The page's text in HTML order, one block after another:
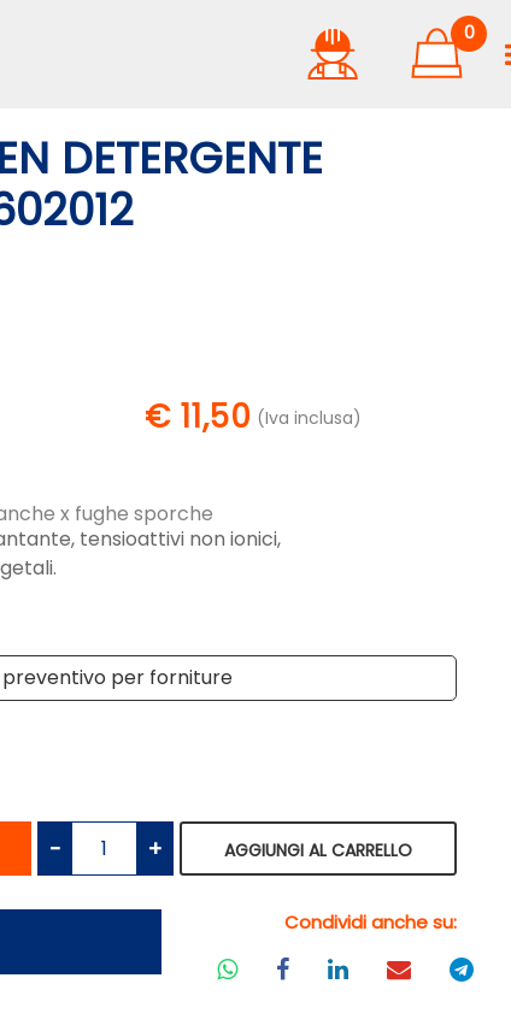
0
DETERGENTE
€ 11,50 (Iva inclusa)
x fughe sporche
tensioattivi non ionici,
preventivo per forniture
Quantità
AGGIUNGI AL CARRELLO
Condividi anche su: